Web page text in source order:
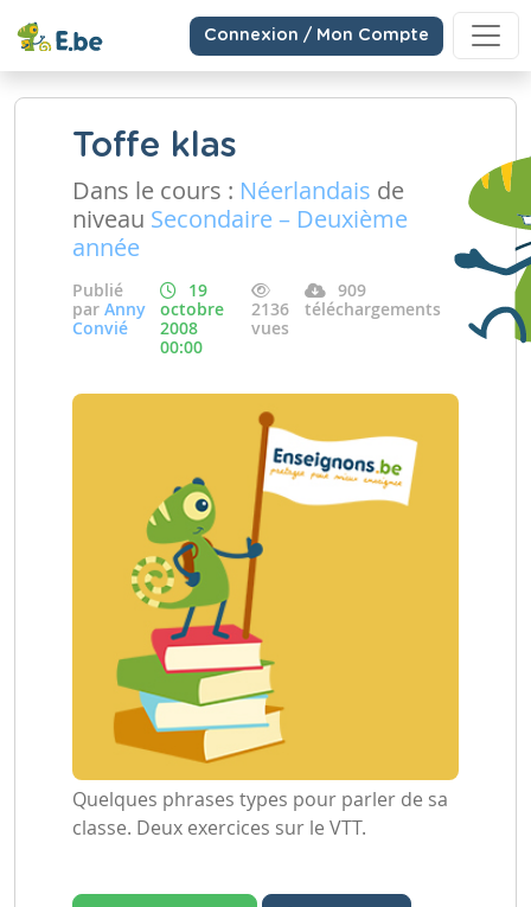
Connexion / Mon Compte
Toffe klas
Dans le cours : Néerlandais de
niveau Secondaire – Deuxième
année
Publié
par Anny
Convié
19
octobre
2008
00:00
2136
vues
909
téléchargements
Quelques phrases types pour parler de sa
classe. Deux exercices sur le VTT.